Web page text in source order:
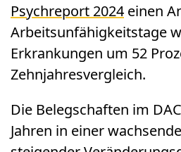
Psychreport 2024 einen
Arbeitsunfähigkeitstage
Erkrankungen um 52
Zehnjahresvergleich.
Die Belegschaften im
Jahren in einer